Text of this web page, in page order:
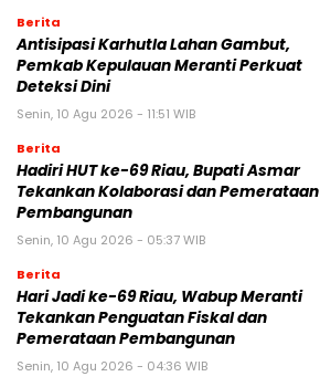
Berita
Antisipasi Karhutla Lahan Gambut,
Pemkab Kepulauan Meranti Perkuat
Deteksi Dini
Senin, 10 Agu 2026 - 11:51 WIB
Berita
Hadiri HUT ke-69 Riau, Bupati Asmar
Tekankan Kolaborasi dan Pemerataan
Pembangunan
Senin, 10 Agu 2026 - 05:37 WIB
Berita
Hari Jadi ke-69 Riau, Wabup Meranti
Tekankan Penguatan Fiskal dan
Pemerataan Pembangunan
Senin, 10 Agu 2026 - 04:36 WIB